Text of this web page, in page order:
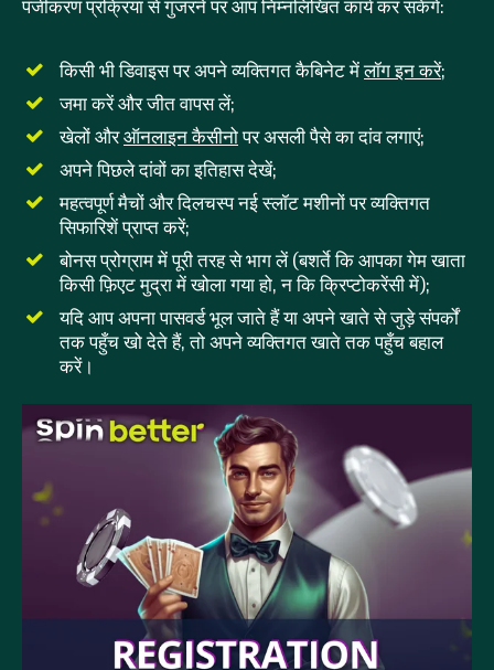
पंजीकरण प्रक्रिया से गुजरने पर आप निम्नलिखित कार्य कर सकेंगे:
किसी भी डिवाइस पर अपने व्यक्तिगत कैबिनेट मेंलॉग इन करें;
जमा करें और जीत वापस लें;
खेलों औरऑनलाइन कैसीनोपर असली पैसे का दांव लगाएं;
अपने पिछले दांवों का इतिहास देखें;
महत्वपूर्ण मैचों और दिलचस्प नई स्लॉट मशीनों पर व्यक्तिगत
सिफारिशें प्राप्त करें;
बोनस प्रोग्राम में पूरी तरह से भाग लें (बशर्ते कि आपका गेम खाता
किसी फ़िएट मुद्रा में खोला गया हो, न कि क्रिप्टोकरेंसी में);
यदि आप अपना पासवर्ड भूल जाते हैं या अपने खाते से जुड़े संपर्कों
तक पहुँच खो देते हैं, तो अपने व्यक्तिगत खाते तक पहुँच बहाल
करें।